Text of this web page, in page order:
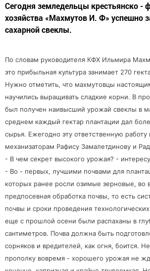
Сегодня земледельцы крестьянско -
хозяйства «Махмутов И. Ф» успешно
сахарной свеклы.
По словам руководителя КФХ Ильмира
это прибыльная культура занимает 270
Нужно отметить, что махмутовцы
научились выращивать сладкие корни. В
был получен наивысший урожай свеклы в
среднем каждый гектар плантации дал
сырья. Ежегодно эту ответственную
механизаторам Рафису Замалетдинову и
- В чем секрет высокого урожая? -
- Во - первых, лучшими почвами для
которых ранее росли озимые зерновые, во
предпосевная обработка почвы, то есть
почвы и сроки проведения
еще с прошлой осени были распаханы в
сантиметров. Почва должна быть
сорняков и вредителей, как огня, боится.
прополку вовремя - хорошего урожая не